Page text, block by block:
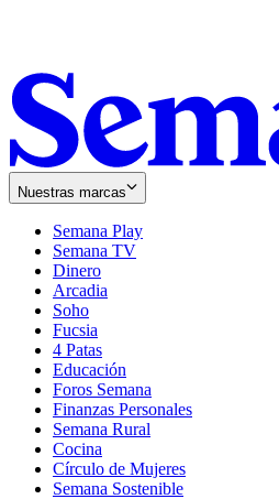
Nuestras marcas
Semana Play
Semana TV
Dinero
Arcadia
Soho
in
new
window
Fucsia
in
new
window
4 Patas
Educación
Foros Semana
Finanzas Personales
Semana Rural
Cocina
Círculo de Mujeres
Semana Sostenible